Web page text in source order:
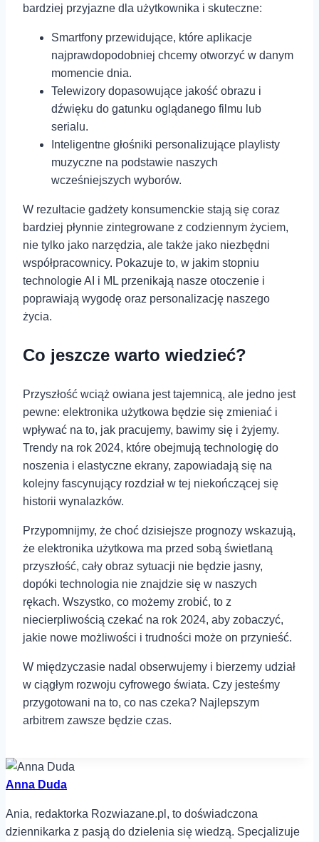
bardziej przyjazne dla użytkownika i skuteczne:
Smartfony przewidujące, które aplikacje
najprawdopodobniej chcemy otworzyć w danym
momencie dnia.
Telewizory ‍dopasowujące jakość obrazu i
dźwięku do gatunku oglądanego filmu ⁤lub
serialu.
Inteligentne głośniki personalizujące playlisty
muzyczne na podstawie naszych
wcześniejszych wyborów.
W rezultacie gadżety konsumenckie stają się coraz
bardziej płynnie zintegrowane z codziennym życiem,
nie tylko jako narzędzia, ale także jako niezbędni
współpracownicy. Pokazuje to, w jakim stopniu
technologie AI i ML przenikają nasze otoczenie i
poprawiają wygodę oraz personalizację naszego
życia.
Co jeszcze warto wiedzieć?
Przyszłość wciąż owiana jest tajemnicą, ale jedno jest
pewne: elektronika użytkowa będzie się zmieniać i
wpływać na to, jak pracujemy, bawimy się i żyjemy.
Trendy na rok 2024, które obejmują technologię do
noszenia i elastyczne ekrany, zapowiadają się na
kolejny fascynujący rozdział w tej niekończącej się
historii wynalazków.
Przypomnijmy, że choć dzisiejsze prognozy wskazują,
że elektronika użytkowa ma przed sobą świetlaną
przyszłość, cały obraz sytuacji nie będzie jasny,
dopóki technologia nie znajdzie się w naszych
rękach. Wszystko, co możemy zrobić, to z
niecierpliwością czekać na rok 2024, aby zobaczyć,
jakie nowe możliwości i trudności może on przynieść.
W międzyczasie nadal obserwujemy i bierzemy udział
w ciągłym rozwoju cyfrowego świata. Czy jesteśmy
przygotowani na to, co nas czeka? Najlepszym
arbitrem zawsze będzie czas.
Anna Duda
Ania, redaktorka Rozwiazane.pl, to doświadczona
dziennikarka z pasją do dzielenia się wiedzą. Specjalizuje